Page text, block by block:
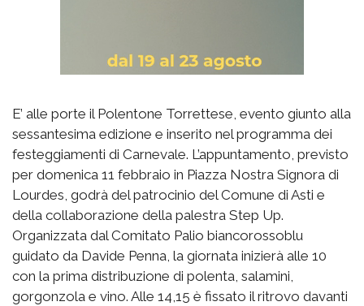
E’ alle porte il Polentone Torrettese, evento giunto alla
sessantesima edizione e inserito nel programma dei
festeggiamenti di Carnevale. L’appuntamento, previsto
per domenica 11 febbraio in Piazza Nostra Signora di
Lourdes, godrà del patrocinio del Comune di Asti e
della collaborazione della palestra Step Up.
Organizzata dal Comitato Palio biancorossoblu
guidato da Davide Penna, la giornata inizierà alle 10
con la prima distribuzione di polenta, salamini,
gorgonzola e vino. Alle 14,15 è fissato il ritrovo davanti